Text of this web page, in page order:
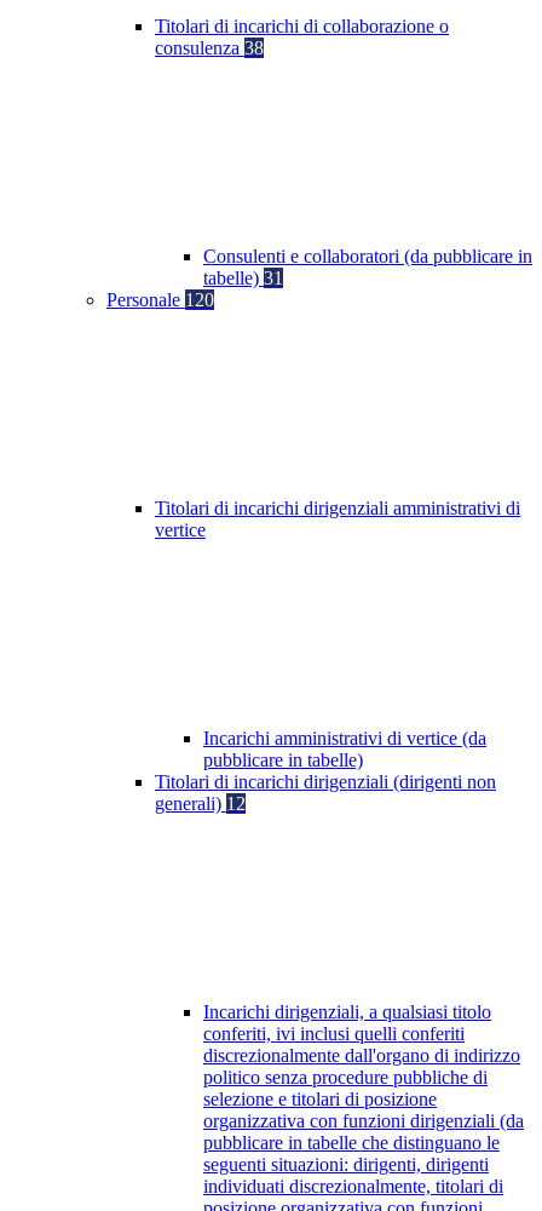
Titolari di incarichi di collaborazione o
consulenza 38
Consulenti e collaboratori (da pubblicare in
tabelle) 31
Personale 120
Titolari di incarichi dirigenziali amministrativi di
vertice
Incarichi amministrativi di vertice (da
pubblicare in tabelle)
Titolari di incarichi dirigenziali (dirigenti non
generali) 12
Incarichi dirigenziali, a qualsiasi titolo
conferiti, ivi inclusi quelli conferiti
discrezionalmente dall'organo di indirizzo
politico senza procedure pubbliche di
selezione e titolari di posizione
organizzativa con funzioni dirigenziali (da
pubblicare in tabelle che distinguano le
seguenti situazioni: dirigenti, dirigenti
individuati discrezionalmente, titolari di